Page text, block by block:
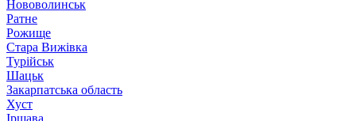
Нововолинськ
Ратне
Рожище
Стара Вижівка
Турійськ
Шацьк
Закарпатська область
Хуст
Іршава